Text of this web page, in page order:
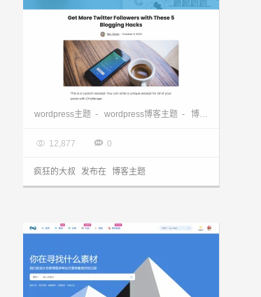
- 博客主题 - 博客模板 wordpress博客主题单栏而简洁的Challenger分享
wordpress主题 - wordpress博客主题 - 博客主题
 12,877  0
疯狂的大叔 发布在 博客主题